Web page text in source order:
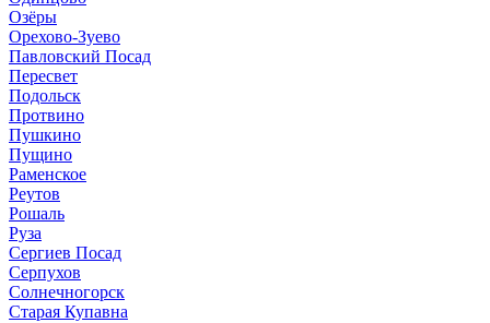
Озёры
Орехово-Зуево
Павловский Посад
Пересвет
Подольск
Протвино
Пушкино
Пущино
Раменское
Реутов
Рошаль
Руза
Сергиев Посад
Серпухов
Солнечногорск
Старая Купавна